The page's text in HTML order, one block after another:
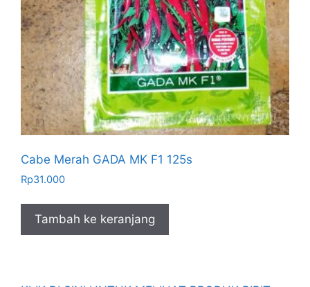
Cabe Merah GADA MK F1 125s
Rp31.000
Tambah ke keranjang